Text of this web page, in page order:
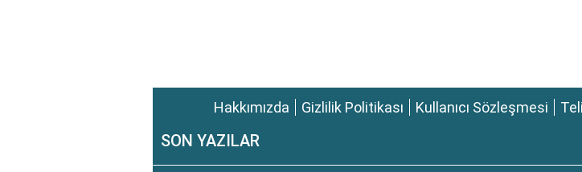
Hakkımızda Gizlilik Politikası Kullanıcı Sözleşmesi
SON YAZILAR